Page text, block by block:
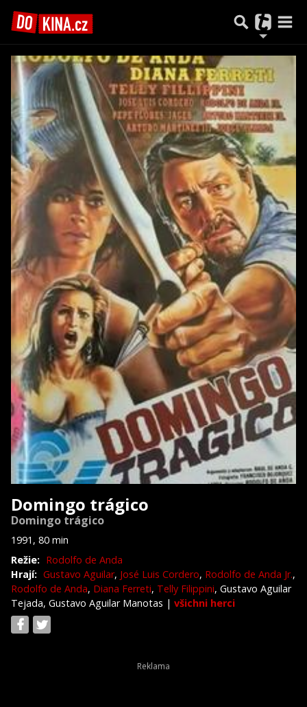
Domingo trágico
Domingo trágico
1991, 80 min
Režie: Rodolfo de Anda
Hrají: Gustavo Aguilar, José Luis Cordero, Rodolfo de Anda Jr.,
Rodolfo de Anda, Diana Ferreti, Telly Filippini, Gustavo Aguilar
Tejada, Gustavo Aguilar Manotas | všichni herci